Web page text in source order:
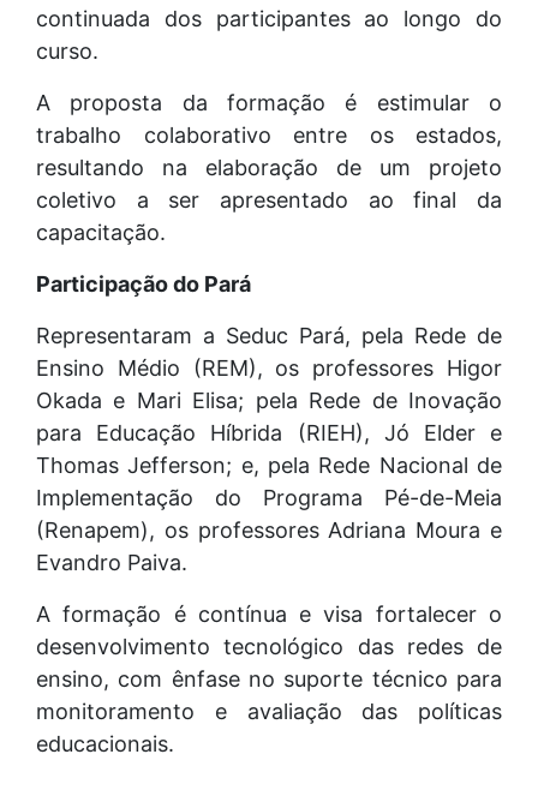
continuada dos participantes ao longo do
curso.
A proposta da formação é estimular o
trabalho colaborativo entre os estados,
resultando na elaboração de um projeto
coletivo a ser apresentado ao final da
capacitação.
Participação do Pará
Representaram a Seduc Pará, pela Rede de
Ensino Médio (REM), os professores Higor
Okada e Mari Elisa; pela Rede de Inovação
para Educação Híbrida (RIEH), Jó Elder e
Thomas Jefferson; e, pela Rede Nacional de
Implementação do Programa Pé-de-Meia
(Renapem), os professores Adriana Moura e
Evandro Paiva.
A formação é contínua e visa fortalecer o
desenvolvimento tecnológico das redes de
ensino, com ênfase no suporte técnico para
monitoramento e avaliação das políticas
educacionais.